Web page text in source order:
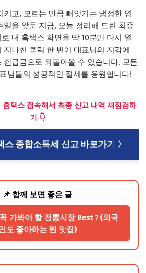
키고, 모르는 만큼 빼앗기는 냉정한 영
일을 앞둔 지금, 오늘 정리해 드린 최종
내 홈택스 화면을 딱 10분만 다시 열
지나친 클릭 한 번이 대표님의 지갑에
환급금으로 되돌아올 수 있습니다. 모든
님들의 성공적인 절세를 응원합니다!
홈택스 접속해서 최종 신고 내역 재점검하
기 👇
스 종합소득세 신고 바로가기 〉
📌 함께 보면 좋은 글
가봐야 할 전통시장 Best 7 (외국
도 좋아하는 찐 맛집)